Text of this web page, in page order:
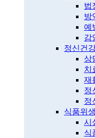
법
방
예
감
정신건
상
치
재
정
정
식품위생
시
식